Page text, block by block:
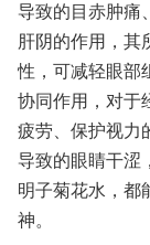
导致的目赤肿痛
肝阴的作用，其
性，可减轻眼部
协同作用，对于
疲劳、保护视力
导致的眼睛干涩
明子菊花水，都
神。